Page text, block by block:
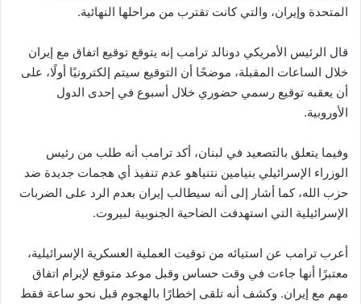
المتحدة وإيران، والتي كانت تقترب من مراحلها النهائية.
قال الرئيس الأمريكي دونالد ترامب إنه يتوقع توقيع اتفاق مع إيران
خلال الساعات المقبلة، موضحًا أن التوقيع سيتم إلكترونيًا أولًا، على
أن يعقبه توقيع رسمي حضوري خلال أسبوع في إحدى الدول
الأوروبية.
وفيما يتعلق بالتصعيد في لبنان، أكد ترامب أنه طلب من رئيس
الوزراء الإسرائيلي بنيامين نتنياهو عدم تنفيذ أي هجمات جديدة ضد
حزب الله، كما أشار إلى أنه سيطالب إيران بعدم الرد على الضربات
الإسرائيلية التي استهدفت الضاحية الجنوبية لبيروت.
أعرب ترامب عن استيائه من توقيت العملية العسكرية الإسرائيلية،
معتبرًا أنها جاءت في وقت حساس وقبل موعد متوقع لإبرام اتفاق
مهم مع إيران. وكشف أنه تلقى إخطارًا بالهجوم قبل نحو ساعة فقط